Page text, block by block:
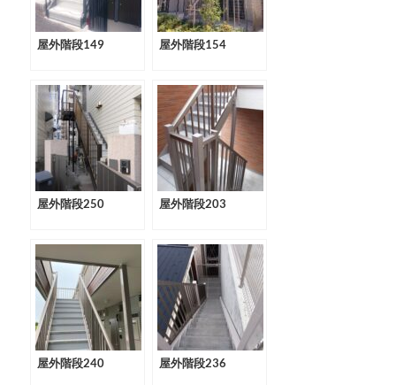
屋外階段149 屋外階段154
屋外階段250 屋外階段203
屋外階段240 屋外階段236